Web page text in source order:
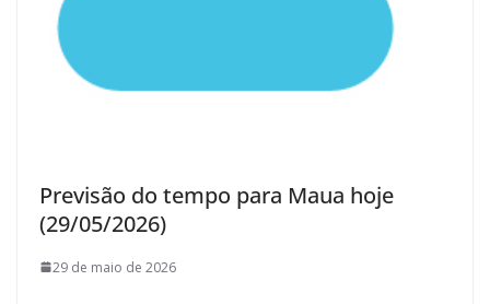
Previsão do tempo para Maua hoje
(29/05/2026)
29 de maio de 2026